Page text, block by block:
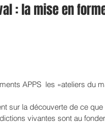
: la mise en
APPS  les «ateliers du
sur la découverte de ce
vivantes sont au